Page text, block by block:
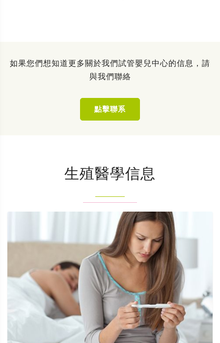
如果您們想知道更多關於我們試管嬰兒中心的信息，請
與我們聯絡
點擊聯系
生殖醫學信息